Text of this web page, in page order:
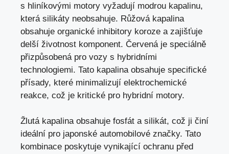
s hliníkovými motory vyžadují modrou kapalinu,
která silikáty neobsahuje. Růžová kapalina
obsahuje organické inhibitory koroze a zajišťuje
delší životnost komponent. Červená je speciálně
přizpůsobená pro vozy s hybridními
technologiemi. Tato kapalina obsahuje specifické
přísady, které minimalizují elektrochemické
reakce, což je kritické pro hybridní motory.
Žlutá kapalina obsahuje fosfát a silikát, což ji činí
ideální pro japonské automobilové značky. Tato
kombinace poskytuje vynikající ochranu před